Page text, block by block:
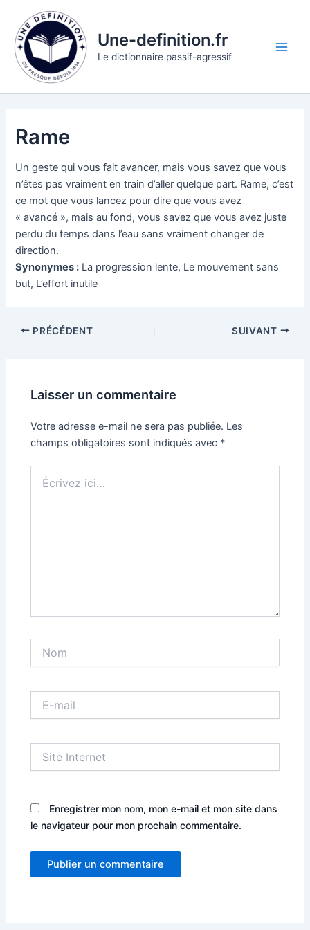
contenu
Une-definition.fr
Le dictionnaire passif-agressif
Rame
Un geste qui vous fait avancer, mais vous savez que vous
n’êtes pas vraiment en train d’aller quelque part. Rame, c’est
ce mot que vous lancez pour dire que vous avez
« avancé », mais au fond, vous savez que vous avez juste
perdu du temps dans l’eau sans vraiment changer de
direction.
Synonymes : La progression lente, Le mouvement sans
but, L’effort inutile
PRÉCÉDENT SUIVANT
Laisser un commentaire
Votre adresse e-mail ne sera pas publiée. Les
champs obligatoires sont indiqués avec *
ici…
mail
Internet
Enregistrer mon nom, mon e-mail et mon site dans
le navigateur pour mon prochain commentaire.